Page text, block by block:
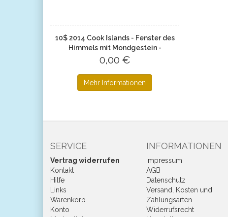
10$ 2014 Cook Islands - Fenster des
Himmels mit Mondgestein -
Washington National Cathedral
0,00 €
Mehr Informationen
SERVICE
Vertrag widerrufen
Kontakt
Hilfe
Links
Warenkorb
Konto
INFORMATIONEN
Impressum
AGB
Datenschutz
Versand, Kosten und
Zahlungsarten
Widerrufsrecht